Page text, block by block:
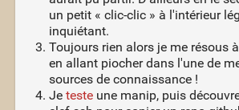
un petit « clic-clic » à l'intérieur
inquiétant.
Toujours rien alors je me résous
en allant piocher dans l'une de
sources de connaissance !
Je testeune manip, puis